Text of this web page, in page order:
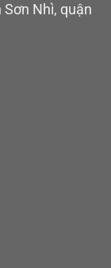
Nhì, quận